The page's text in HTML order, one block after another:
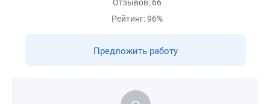
Отзывов: 66
Рейтинг: 96%
Предложить работу